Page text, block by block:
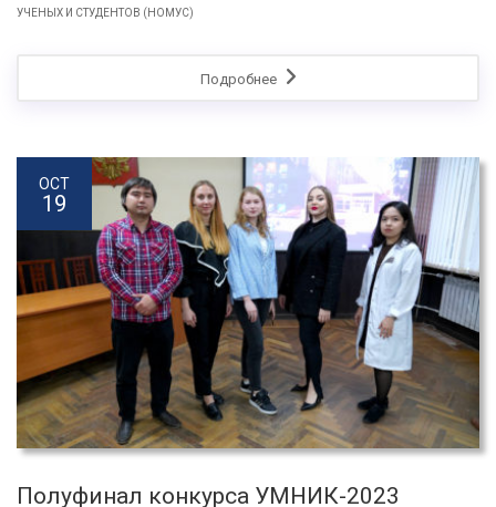
УЧЕНЫХ И СТУДЕНТОВ (НОМУС)
Подробнее
OCT
19
Полуфинал конкурса УМНИК-2023